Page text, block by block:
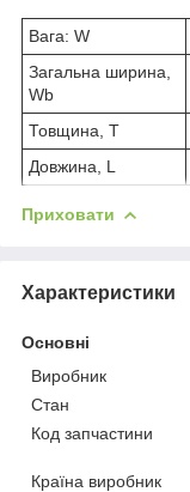
Вага: W
Загальна ширина,
Wb
Товщина, T
Довжина, L
Приховати
Характеристики
Основні
Виробник
Стан
Код запчастини
Країна виробник